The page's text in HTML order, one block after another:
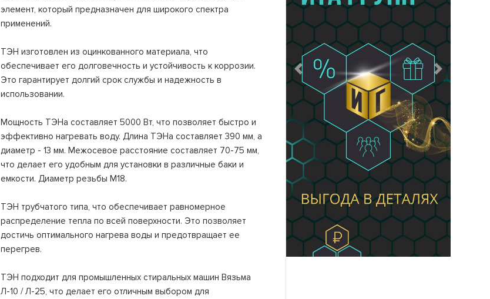
элемент, который предназначен для широкого спектра
применений.
ТЭН изготовлен из оцинкованного материала, что
обеспечивает его долговечность и устойчивость к коррозии.
Это гарантирует долгий срок службы и надежность в
использовании.
Мощность ТЭНа составляет 5000 Вт, что позволяет быстро и
эффективно нагревать воду. Длина ТЭНа составляет 390 мм, а
диаметр - 13 мм. Межосевое расстояние составляет 70-75 мм,
что делает его удобным для установки в различные баки и
емкости. Диаметр резьбы M18.
ТЭН трубчатого типа, что обеспечивает равномерное
распределение тепла по всей поверхности. Это позволяет
достичь оптимального нагрева воды и предотвращает ее
перегрев.
ТЭН подходит для промышленных стиральных машин Вязьма
Л-10 / Л-25, что делает его отличным выбором для
Предыдущий Следующий